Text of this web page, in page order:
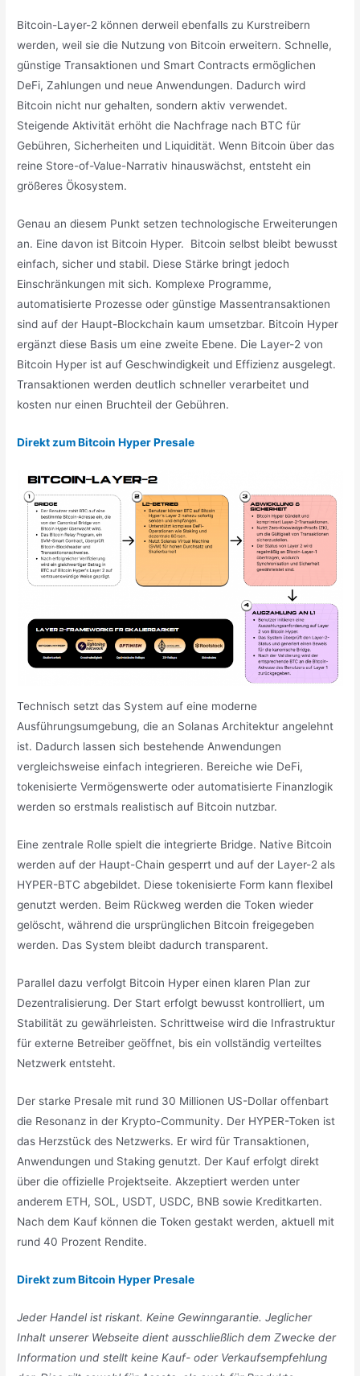
Bitcoin-Layer-2 können derweil ebenfalls zu Kurstreibern
werden, weil sie die Nutzung von Bitcoin erweitern. Schnelle,
günstige Transaktionen und Smart Contracts ermöglichen
DeFi, Zahlungen und neue Anwendungen. Dadurch wird
Bitcoin nicht nur gehalten, sondern aktiv verwendet.
Steigende Aktivität erhöht die Nachfrage nach BTC für
Gebühren, Sicherheiten und Liquidität. Wenn Bitcoin über das
reine Store-of-Value-Narrativ hinauswächst, entsteht ein
größeres Ökosystem.
Genau an diesem Punkt setzen technologische Erweiterungen
an. Eine davon ist Bitcoin Hyper. Bitcoin selbst bleibt bewusst
einfach, sicher und stabil. Diese Stärke bringt jedoch
Einschränkungen mit sich. Komplexe Programme,
automatisierte Prozesse oder günstige Massentransaktionen
sind auf der Haupt-Blockchain kaum umsetzbar. Bitcoin Hyper
ergänzt diese Basis um eine zweite Ebene. Die Layer-2 von
Bitcoin Hyper ist auf Geschwindigkeit und Effizienz ausgelegt.
Transaktionen werden deutlich schneller verarbeitet und
kosten nur einen Bruchteil der Gebühren.
Direkt zum Bitcoin Hyper Presale
Technisch setzt das System auf eine moderne
Ausführungsumgebung, die an Solanas Architektur angelehnt
ist. Dadurch lassen sich bestehende Anwendungen
vergleichsweise einfach integrieren. Bereiche wie DeFi,
tokenisierte Vermögenswerte oder automatisierte Finanzlogik
werden so erstmals realistisch auf Bitcoin nutzbar.
Eine zentrale Rolle spielt die integrierte Bridge. Native Bitcoin
werden auf der Haupt-Chain gesperrt und auf der Layer-2 als
HYPER-BTC abgebildet. Diese tokenisierte Form kann flexibel
genutzt werden. Beim Rückweg werden die Token wieder
gelöscht, während die ursprünglichen Bitcoin freigegeben
werden. Das System bleibt dadurch transparent.
Parallel dazu verfolgt Bitcoin Hyper einen klaren Plan zur
Dezentralisierung. Der Start erfolgt bewusst kontrolliert, um
Stabilität zu gewährleisten. Schrittweise wird die Infrastruktur
für externe Betreiber geöffnet, bis ein vollständig verteiltes
Netzwerk entsteht.
Der starke Presale mit rund 30 Millionen US-Dollar offenbart
die Resonanz in der Krypto-Community. Der HYPER-Token ist
das Herzstück des Netzwerks. Er wird für Transaktionen,
Anwendungen und Staking genutzt. Der Kauf erfolgt direkt
über die offizielle Projektseite. Akzeptiert werden unter
anderem ETH, SOL, USDT, USDC, BNB sowie Kreditkarten.
Nach dem Kauf können die Token gestakt werden, aktuell mit
rund 40 Prozent Rendite.
Direkt zum Bitcoin Hyper Presale
Jeder Handel ist riskant. Keine Gewinngarantie. Jeglicher
Inhalt unserer Webseite dient ausschließlich dem Zwecke der
Information und stellt keine Kauf- oder Verkaufsempfehlung